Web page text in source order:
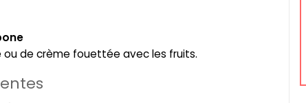
de crème fouettée avec les fruits.